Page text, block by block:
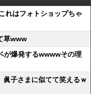
れはフォトショップちゃ
草www
が爆発するwwwwその理
眞子さまに似てて笑えるｗ